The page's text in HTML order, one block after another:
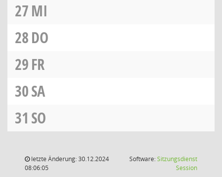
27MI
28DO
29FR
30SA
31 SO
letzte Änderung: 30.12.2024
08:06:05
Software:Sitzungsdienst
Session(Wird in